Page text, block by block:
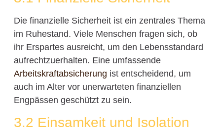
Die finanzielle Sicherheit ist ein zentrales Thema
im Ruhestand. Viele Menschen fragen sich, ob
ihr Erspartes ausreicht, um den Lebensstandard
aufrechtzuerhalten. Eine umfassende
Arbeitskraftabsicherung ist entscheidend, um
auch im Alter vor unerwarteten finanziellen
Engpässen geschützt zu sein.
3.2 Einsamkeit und Isolation